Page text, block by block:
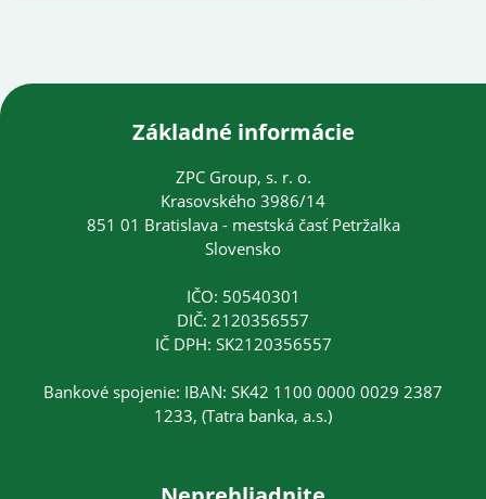
Základné informácie
ZPC Group, s. r. o.
Krasovského 3986/14
851 01 Bratislava - mestská časť Petržalka
Slovensko
IČO: 50540301
DIČ: 2120356557
IČ DPH: SK2120356557
Bankové spojenie: IBAN: SK42 1100 0000 0029 2387
1233, (Tatra banka, a.s.)